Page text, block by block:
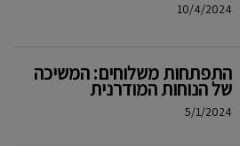
10/4/2024
התפתחות משלוחים: המשיכה
של הנוחות המודרנית
5/1/2024